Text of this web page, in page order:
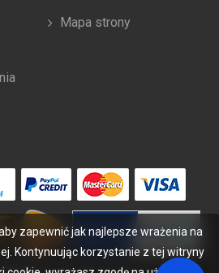
Mapa strony
zapewnić jak najlepsze wrażenia na
Kontynuując korzystanie z tej witryny